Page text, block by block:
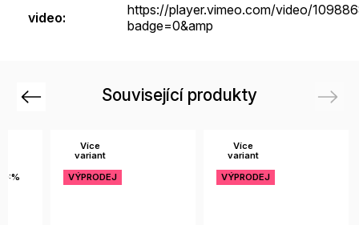
video:
https://player.vimeo.com/video/
badge=0&amp
Související produkty
Previous
Více
variant
VÝPRODEJ
Více
variant
VÝPRODEJ
Next